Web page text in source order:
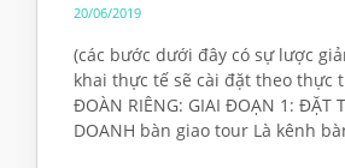
20/06/2019
(các bước dưới đây có sự lược
khai thực tế sẽ cài đặt theo thực
ĐOÀN RIÊNG: GIAI ĐOẠN 1: ĐẶT
DOANH bàn giao tour Là kênh